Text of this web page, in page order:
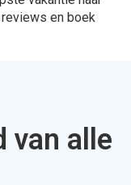
en boek
van alle